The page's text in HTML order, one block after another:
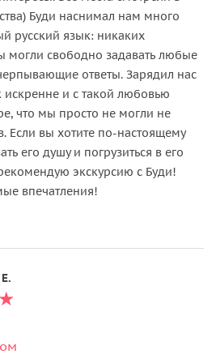
Буди наснимал нам много
русский язык: никаких
свободно задавать любые
ответы. Зарядил нас
и с такой любовью
что мы просто не могли не
Если вы хотите по-настоящему
его душу и погрузиться в его
рекомендую экскурсию с Буди!
впечатления!